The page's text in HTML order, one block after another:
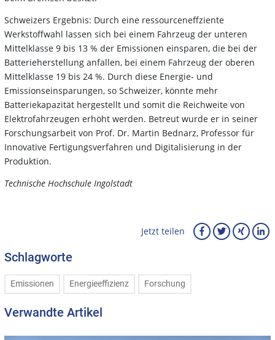
Schweizers Ergebnis: Durch eine ressourceneffziente
Werkstoffwahl lassen sich bei einem Fahrzeug der unteren
Mittelklasse 9 bis 13 % der Emissionen einsparen, die bei der
Batterieherstellung anfallen, bei einem Fahrzeug der oberen
Mittelklasse 19 bis 24 %. Durch diese Energie- und
Emissionseinsparungen, so Schweizer, könnte mehr
Batteriekapazität hergestellt und somit die Reichweite von
Elektrofahrzeugen erhöht werden. Betreut wurde er in seiner
Forschungsarbeit von Prof. Dr. Martin Bednarz, Professor für
Innovative Fertigungsverfahren und Digitalisierung in der
Produktion.
Technische Hochschule Ingolstadt
Jetzt teilen
Schlagworte
Emissionen Energieeffizienz Forschung
Verwandte Artikel